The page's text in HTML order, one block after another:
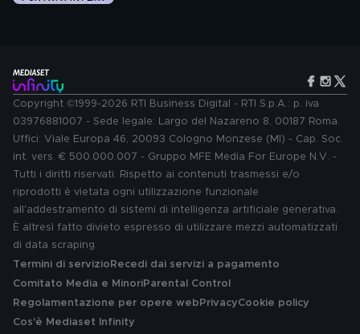
Copyright ©1999-2026 RTI Business Digital - RTI S.p.A.: p. iva
03976881007 - Sede legale: Largo del Nazareno 8, 00187 Roma.
Uffici: Viale Europa 46, 20093 Cologno Monzese (MI) - Cap. Soc.
int. vers. € 500.000.007 - Gruppo MFE Media For Europe N.V. -
Tutti i diritti riservati. Rispetto ai contenuti trasmessi e/o
riprodotti è vietata ogni utilizzazione funzionale
all'addestramento di sistemi di intelligenza artificiale generativa.
È altresì fatto divieto espresso di utilizzare mezzi automatizzati
di data scraping.
Termini di servizio Recedi dai servizi a pagamento
Comitato Media e MinoriParental Control
Regolamentazione per opere web PrivacyCookie policy
Cos'è Mediaset Infinity